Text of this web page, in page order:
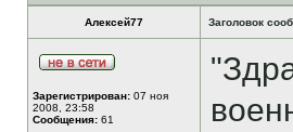
Алексей77 Заголовок
Зарегистрирован: 07 ноя
2008, 23:58
Сообщения: 61